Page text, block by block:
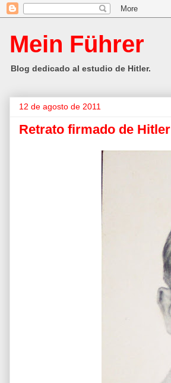
Mein Führer
Blog dedicado al estudio de Hitler.
12 de agosto de 2011
Retrato firmado de Hitler